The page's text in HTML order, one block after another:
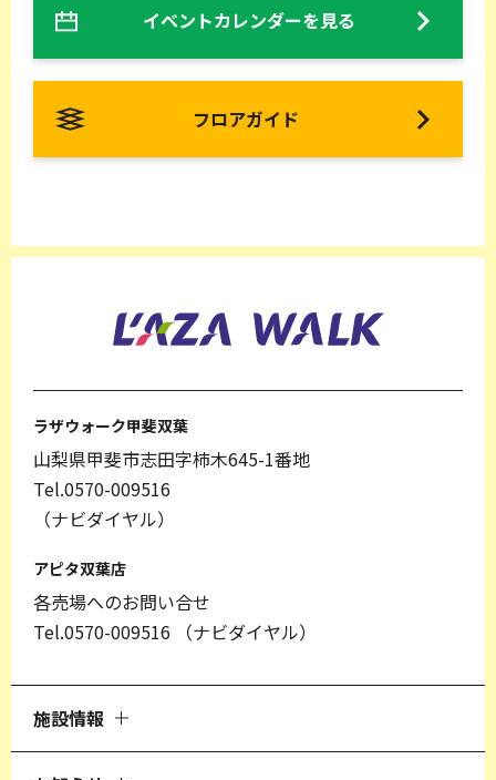
イベントカレンダーを見る
フロアガイド
ラザウォーク甲斐双葉
山梨県甲斐市志田字柿木645-1番地
Tel.0570-009516
（ナビダイヤル）
アピタ双葉店
各売場へのお問い合せ
Tel.0570-009516 （ナビダイヤル）
施設情報